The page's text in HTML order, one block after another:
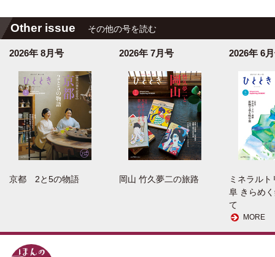
Other issue その他の号を読む
2026年 8月号
京都 2と5の物語
2026年 7月号
岡山 竹久夢二の旅路
2026年 6
ミネラル
阜 きらめ
て
MORE